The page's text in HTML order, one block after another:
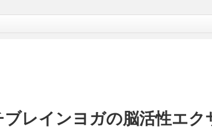
レインヨガの脳活性エク